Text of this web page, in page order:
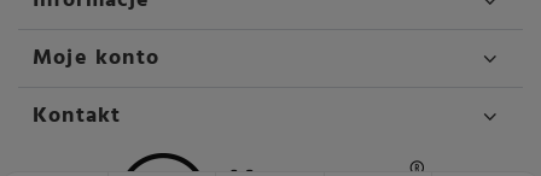
Moje konto
Kontakt